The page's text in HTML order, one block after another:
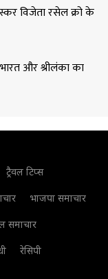
विजेता रसेल क्रो के
और श्रीलंका का
ट्रैवल टिप्स
भाजपा समाचार
समाचार
रेसिपी